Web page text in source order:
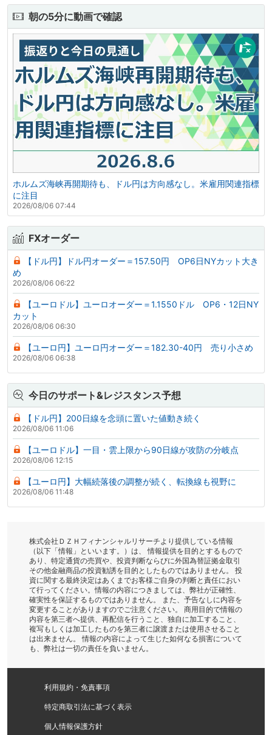
朝の5分に動画で確認
ホルムズ海峡再開期待も、ドル円は方向感なし。米雇用関連指標
に注目
2026/08/06 07:44
FXオーダー
【ドル円】ドル円オーダー＝157.50円 OP6日NYカット大き
め
2026/08/06 06:22
【ユーロドル】ユーロオーダー＝1.1550ドル OP6・12日NY
カット
2026/08/06 06:30
【ユーロ円】ユーロ円オーダー＝182.30-40円 売り小さめ
2026/08/06 06:38
今日のサポート&レジスタンス予想
【ドル円】200日線を念頭に置いた値動き続く
2026/08/06 11:06
【ユーロドル】一目・雲上限から90日線が攻防の分岐点
2026/08/06 12:15
【ユーロ円】大幅続落後の調整が続く、転換線も視野に
2026/08/06 11:48
株式会社ＤＺＨフィナンシャルリサーチより提供している情報
（以下「情報」といいます。）は、 情報提供を目的とするもので
あり、特定通貨の売買や、投資判断ならびに外国為替証拠金取引
その他金融商品の投資勧誘を目的としたものではありません。 投
資に関する最終決定はあくまでお客様ご自身の判断と責任におい
て行ってください。情報の内容につきましては、弊社が正確性、
確実性を保証するものではありません。 また、予告なしに内容を
変更することがありますのでご注意ください。 商用目的で情報の
内容を第三者へ提供、再配信を行うこと、独自に加工すること、
複写もしくは加工したものを第三者に譲渡または使用させること
は出来ません。 情報の内容によって生じた如何なる損害について
も、弊社は一切の責任を負いません。
利用規約・免責事項
特定商取引法に基づく表示
個人情報保護方針